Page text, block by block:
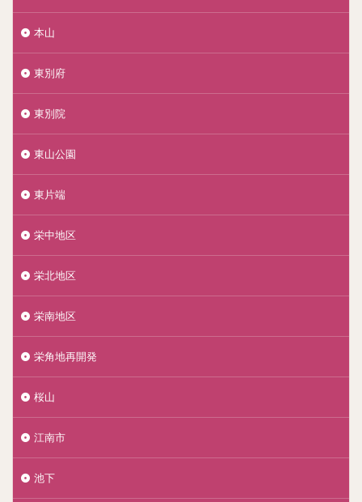
本山
東別府
東別院
東山公園
東片端
栄中地区
栄北地区
栄南地区
栄角地再開発
桜山
江南市
池下